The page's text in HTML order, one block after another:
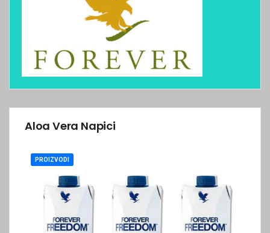
Aloa Vera Napici
PROIZVODI